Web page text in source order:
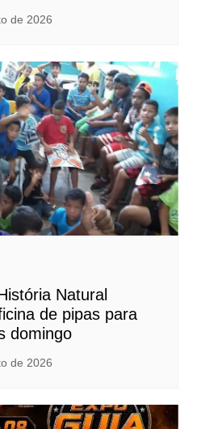
de 2026
Natural
de pipas para
domingo
de 2026